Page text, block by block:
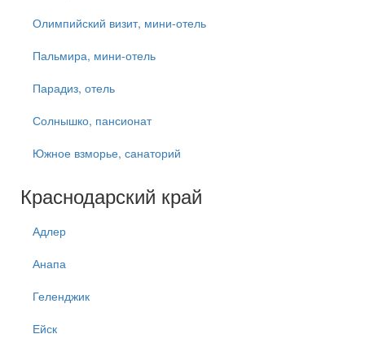
Олимпийский визит, мини-отель
Пальмира, мини-отель
Парадиз, отель
Солнышко, пансионат
Южное взморье, санаторий
Краснодарский край
Адлер
Анапа
Геленджик
Ейск